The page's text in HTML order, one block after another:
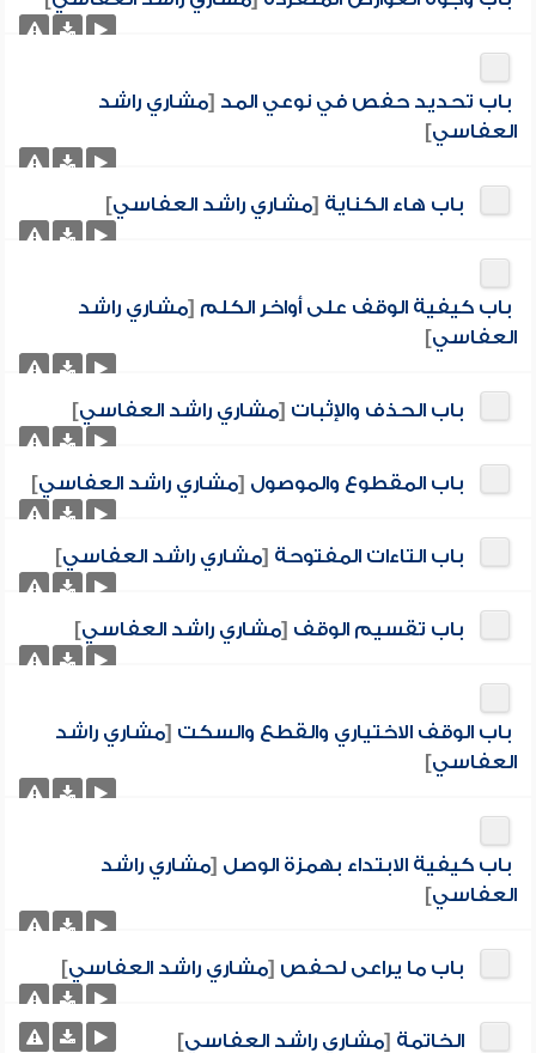
باب تحديد حفص في نوعي المد [مشاري راشد
العفاسي]
باب هاء الكناية [مشاري راشد العفاسي]
باب كيفية الوقف على أواخر الكلم [مشاري راشد
العفاسي]
باب الحذف والإثبات [مشاري راشد العفاسي]
باب المقطوع والموصول [مشاري راشد العفاسي]
باب التاءات المفتوحة [مشاري راشد العفاسي]
باب تقسيم الوقف [مشاري راشد العفاسي]
باب الوقف الاختياري والقطع والسكت [مشاري راشد
العفاسي]
باب كيفية الابتداء بهمزة الوصل [مشاري راشد
العفاسي]
باب ما يراعى لحفص [مشاري راشد العفاسي]
الخاتمة [مشاري راشد العفاسي]